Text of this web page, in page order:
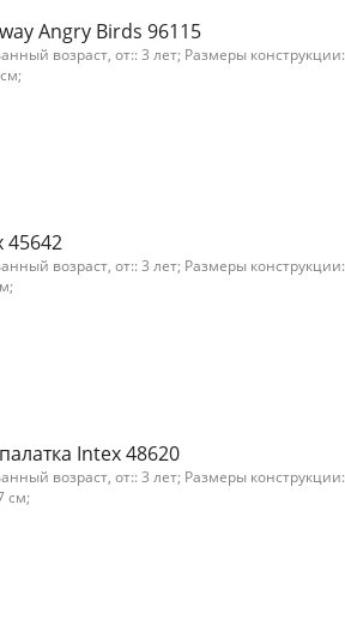
Angry Birds 96115
возраст, от:: 3 лет; Размеры конструкции:
возраст, от:: 3 лет; Размеры конструкции:
Intex 48620
возраст, от:: 3 лет; Размеры конструкции:
см;